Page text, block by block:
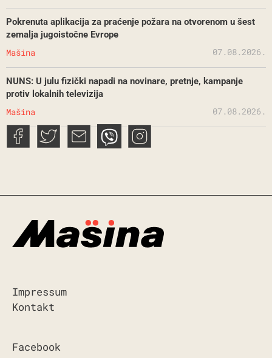
Pokrenuta aplikacija za praćenje požara na otvorenom u šest
zemalja jugoistočne Evrope
Mašina 07.08.2026.
NUNS: U julu fizički napadi na novinare, pretnje, kampanje
protiv lokalnih televizija
Mašina 07.08.2026.
Impressum
Kontakt
Facebook